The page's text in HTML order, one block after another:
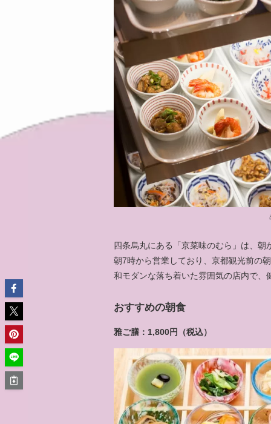
四条烏丸にある「京菜味のむら」は、
朝7時から営業しており、京都観光前の
和モダンな落ち着いた雰囲気の店内で
おすすめの朝食
雅ご膳：1,800円（税込）